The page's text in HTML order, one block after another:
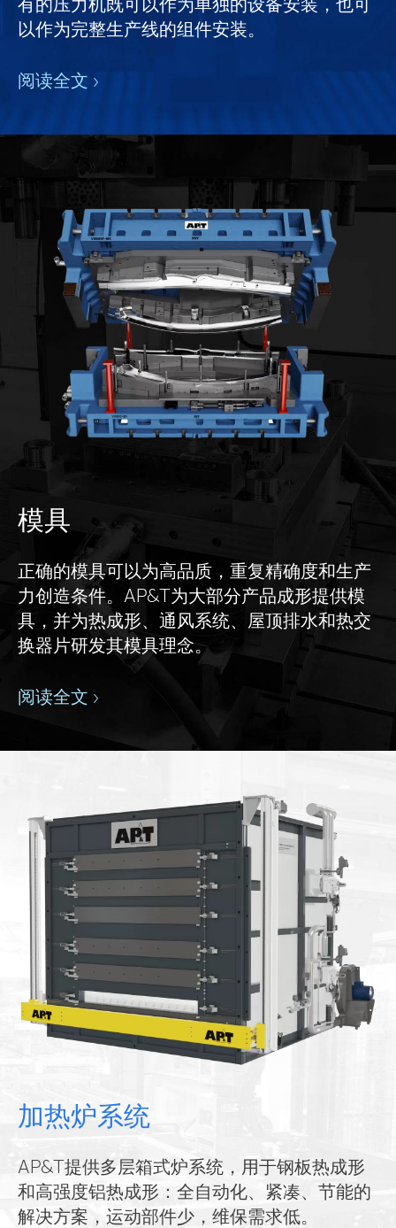
有的压力机既可以作为单独的设备安装，也可
以作为完整生产线的组件安装。
阅读全文 ›
模具
正确的模具可以为高品质，重复精确度和生产
力创造条件。AP&T为大部分产品成形提供模
具，并为热成形、通风系统、屋顶排水和热交
换器片研发其模具理念。
阅读全文 ›
加热炉系统
AP&T提供多层箱式炉系统，用于钢板热成形
和高强度铝热成形：全自动化、紧凑、节能的
解决方案，运动部件少，维保需求低。